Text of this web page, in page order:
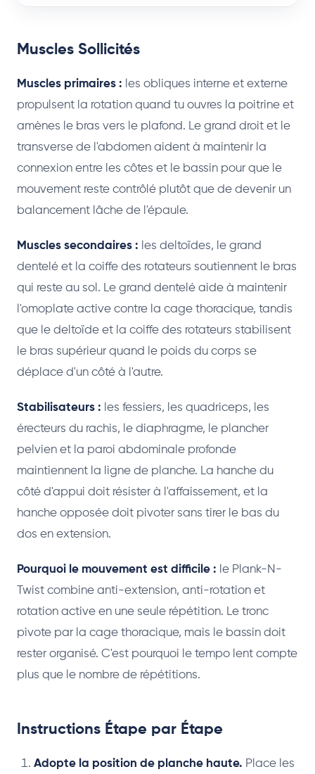
Muscles Sollicités
Muscles primaires : les obliques interne et externe
propulsent la rotation quand tu ouvres la poitrine et
amènes le bras vers le plafond. Le grand droit et le
transverse de l'abdomen aident à maintenir la
connexion entre les côtes et le bassin pour que le
mouvement reste contrôlé plutôt que de devenir un
balancement lâche de l'épaule.
Muscles secondaires : les deltoïdes, le grand
dentelé et la coiffe des rotateurs soutiennent le bras
qui reste au sol. Le grand dentelé aide à maintenir
l'omoplate active contre la cage thoracique, tandis
que le deltoïde et la coiffe des rotateurs stabilisent
le bras supérieur quand le poids du corps se
déplace d'un côté à l'autre.
Stabilisateurs : les fessiers, les quadriceps, les
érecteurs du rachis, le diaphragme, le plancher
pelvien et la paroi abdominale profonde
maintiennent la ligne de planche. La hanche du
côté d'appui doit résister à l'affaissement, et la
hanche opposée doit pivoter sans tirer le bas du
dos en extension.
Pourquoi le mouvement est difficile : le Plank-N-
Twist combine anti-extension, anti-rotation et
rotation active en une seule répétition. Le tronc
pivote par la cage thoracique, mais le bassin doit
rester organisé. C'est pourquoi le tempo lent compte
plus que le nombre de répétitions.
Instructions Étape par Étape
Adopte la position de planche haute. Place les